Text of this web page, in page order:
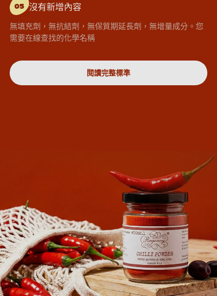
05 沒有新增內容
無填充劑，無抗結劑，無保質期延長劑，無增量成分。您
需要在線查找的化學名稱
閱讀完整標準